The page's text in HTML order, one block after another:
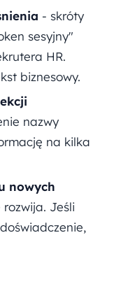
- skróty
sesyjny"
HR.
biznesowy.
nazwy
na kilka
nowych
rozwija. Jeśli